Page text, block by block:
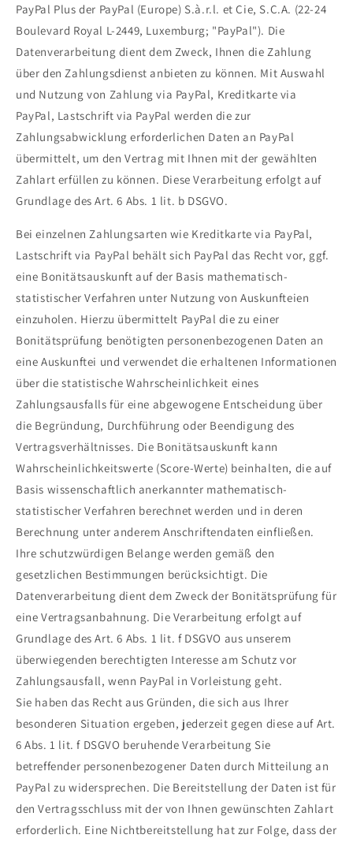
PayPal Plus der PayPal (Europe) S.à.r.l. et Cie, S.C.A. (22-24
Boulevard Royal L-2449, Luxemburg; "PayPal"). Die
Datenverarbeitung dient dem Zweck, Ihnen die Zahlung
über den Zahlungsdienst anbieten zu können. Mit Auswahl
und Nutzung von Zahlung via PayPal, Kreditkarte via
PayPal, Lastschrift via PayPal werden die zur
Zahlungsabwicklung erforderlichen Daten an PayPal
übermittelt, um den Vertrag mit Ihnen mit der gewählten
Zahlart erfüllen zu können. Diese Verarbeitung erfolgt auf
Grundlage des Art. 6 Abs. 1 lit. b DSGVO.
Bei einzelnen Zahlungsarten wie Kreditkarte via PayPal,
Lastschrift via PayPal behält sich PayPal das Recht vor, ggf.
eine Bonitätsauskunft auf der Basis mathematisch-
statistischer Verfahren unter Nutzung von Auskunfteien
einzuholen. Hierzu übermittelt PayPal die zu einer
Bonitätsprüfung benötigten personenbezogenen Daten an
eine Auskunftei und verwendet die erhaltenen Informationen
über die statistische Wahrscheinlichkeit eines
Zahlungsausfalls für eine abgewogene Entscheidung über
die Begründung, Durchführung oder Beendigung des
Vertragsverhältnisses. Die Bonitätsauskunft kann
Wahrscheinlichkeitswerte (Score-Werte) beinhalten, die auf
Basis wissenschaftlich anerkannter mathematisch-
statistischer Verfahren berechnet werden und in deren
Berechnung unter anderem Anschriftendaten einfließen.
Ihre schutzwürdigen Belange werden gemäß den
gesetzlichen Bestimmungen berücksichtigt. Die
Datenverarbeitung dient dem Zweck der Bonitätsprüfung für
eine Vertragsanbahnung. Die Verarbeitung erfolgt auf
Grundlage des Art. 6 Abs. 1 lit. f DSGVO aus unserem
überwiegenden berechtigten Interesse am Schutz vor
Zahlungsausfall, wenn PayPal in Vorleistung geht.
Sie haben das Recht aus Gründen, die sich aus Ihrer
besonderen Situation ergeben, jederzeit gegen diese auf Art.
6 Abs. 1 lit. f DSGVO beruhende Verarbeitung Sie
betreffender personenbezogener Daten durch Mitteilung an
PayPal zu widersprechen. Die Bereitstellung der Daten ist für
den Vertragsschluss mit der von Ihnen gewünschten Zahlart
erforderlich. Eine Nichtbereitstellung hat zur Folge, dass der